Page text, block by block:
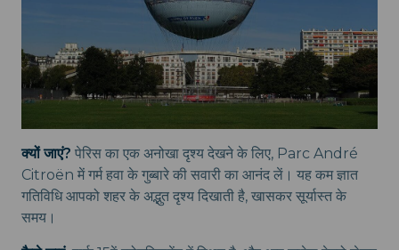
क्यों जाएं? पेरिस का एक अनोखा दृश्य देखने के लिए, Parc André
Citroën में गर्म हवा के गुब्बारे की सवारी का आनंद लें। यह कम ज्ञात
गतिविधि आपको शहर के अद्भुत दृश्य दिखाती है, खासकर सूर्यास्त के
समय।